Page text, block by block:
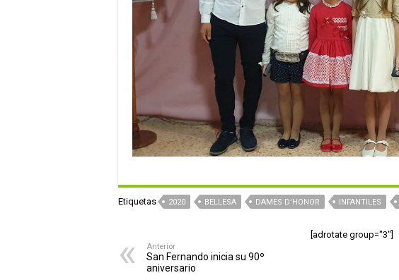
Etiquetas 2020 BELLESA DAMES D'HONOR INFANTILES
[adrotate group="3"]
Anterior
San Fernando inicia su 90º
aniversario